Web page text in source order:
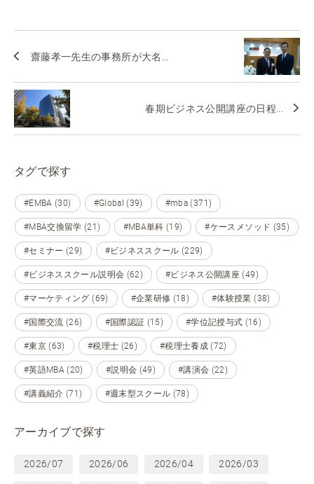
齋藤孝一先生の事務所が大名...
春期ビジネス公開講座の日程...
タグで探す
#EMBA (30) #Global (39) #mba (371)
#MBA交換留学 (21) #MBA単科 (19) #ケースメソッド (35)
#セミナー (29) #ビジネススクール (229)
#ビジネススクール説明会 (62) #ビジネス公開講座 (49)
#マーケティング (69) #企業研修 (18) #体験授業 (38)
#国際交流 (26) #国際認証 (15) #学位記授与式 (16)
#東京 (63) #税理士 (26) #税理士養成 (72)
#英語MBA (20) #説明会 (49) #講演会 (22)
#講義紹介 (71) #週末型スクール (78)
アーカイブで探す
2026/07 2026/06 2026/04 2026/03